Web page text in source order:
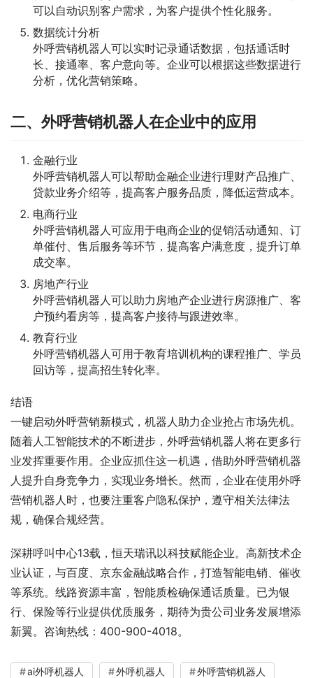
可以自动识别客户需求，为客户提供个性化服务。
数据统计分析
外呼营销机器人可以实时记录通话数据，包括通话时
长、接通率、客户意向等。企业可以根据这些数据进行
分析，优化营销策略。
二、外呼营销机器人在企业中的应用
金融行业
外呼营销机器人可以帮助金融企业进行理财产品推广、
贷款业务介绍等，提高客户服务品质，降低运营成本。
电商行业
外呼营销机器人可应用于电商企业的促销活动通知、订
单催付、售后服务等环节，提高客户满意度，提升订单
成交率。
房地产行业
外呼营销机器人可以助力房地产企业进行房源推广、客
户预约看房等，提高客户接待与跟进效率。
教育行业
外呼营销机器人可用于教育培训机构的课程推广、学员
回访等，提高招生转化率。
结语
一键启动外呼营销新模式，机器人助力企业抢占市场先机。
随着人工智能技术的不断进步，外呼营销机器人将在更多行
业发挥重要作用。企业应抓住这一机遇，借助外呼营销机器
人提升自身竞争力，实现业务增长。然而，企业在使用外呼
营销机器人时，也要注重客户隐私保护，遵守相关法律法
规，确保合规经营。
深耕呼叫中心13载，恒天瑞讯以科技赋能企业。高新技术企
业认证，与百度、京东金融战略合作，打造智能电销、催收
等系统。线路资源丰富，智能质检确保通话质量。已为银
行、保险等行业提供优质服务，期待为贵公司业务发展增添
新翼。咨询热线：400-900-4018。
ai外呼机器人 外呼机器人 外呼营销机器人